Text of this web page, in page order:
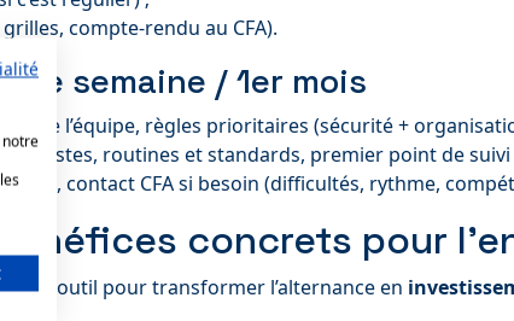
compte-rendu au CFA).
semaine / 1er mois
de l’équipe, règles prioritaires (sécurité +
postes, routines et standards, premier point de
contact CFA si besoin (difficultés, rythme,
concrets pour
un outil pour transformer l’alternance en
notre